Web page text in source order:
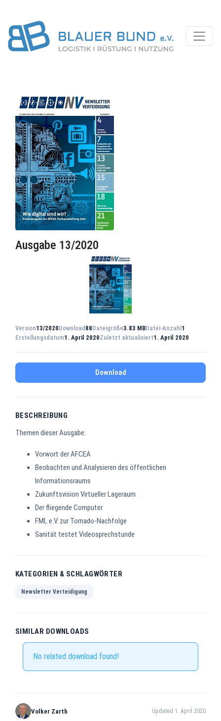
Ausgabe 13/2020
Version13/2020Download 88Dateigröße3.83 MBDatei-Anzahl 1
Erstellungsdatum1. April 2020Zuletzt aktualisiert1. April 2020
Download
BESCHREIBUNG
Themen dieser Ausgabe:
Vorwort der AFCEA
Beobachten und Analysieren des öffentlichen
Informationsraums
Zukunftsvision Virtueller Lageraum
Der fliegende Computer
FML e.V. zur Tornado-Nachfolge
Sanität testet Videosprechstunde
KATEGORIEN & SCHLAGWÖRTER
Newsletter Verteidigung
SIMILAR DOWNLOADS
No related download found!
Volker Zarth Updated 1. April 2020